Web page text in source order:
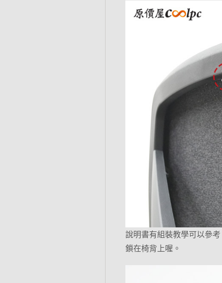
說明書有組裝教學可以參
鎖在椅背上喔。